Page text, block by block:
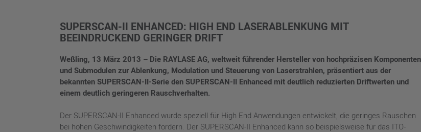
SUPERSCAN-II ENHANCED: HIGH END LASERABLENKUNG MIT
BEEINDRUCKEND GERINGER DRIFT
Weßling, 13 März 2013 – Die RAYLASE AG, weltweit führender Hersteller von hochpräzisen Komponenten
und Submodulen zur Ablenkung, Modulation und Steuerung von Laserstrahlen, präsentiert aus der
bekannten SUPERSCAN-II-Serie den SUPERSCAN-II Enhanced mit deutlich reduzierten Driftwerten und
einem deutlich geringeren Rauschverhalten.
Der SUPERSCAN-II Enhanced wurde speziell für High End Anwendungen entwickelt, die geringes Rauschen
bei hohen Geschwindigkeiten fordern. Der SUPERSCAN-II Enhanced kann so beispielsweise für das ITO-